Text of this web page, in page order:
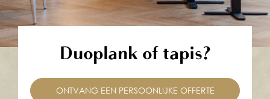
Duoplank of tapis?
ONTVANG EEN PERSOONLIJKE OFFERTE